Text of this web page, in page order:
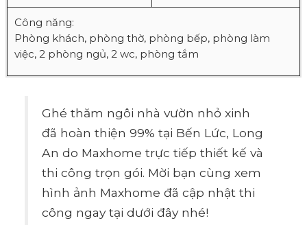
Công năng:
Phòng khách, phòng thờ, phòng bếp, phòng làm
việc, 2 phòng ngủ, 2 wc, phòng tắm
Ghé thăm ngôi nhà vườn nhỏ xinh
đã hoàn thiện 99% tại Bến Lức, Long
An do Maxhome trực tiếp thiết kế và
thi công trọn gói. Mời bạn cùng xem
hình ảnh Maxhome đã cập nhật thi
công ngay tại dưới đây nhé!